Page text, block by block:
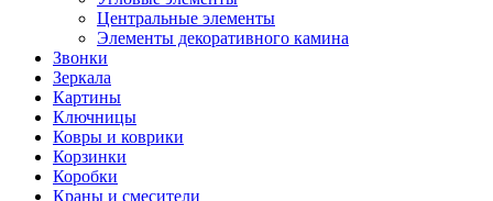
Центральные элементы
Элементы декоративного камина
Звонки
Зеркала
Картины
Ключницы
Ковры и коврики
Корзинки
Коробки
Краны и смесители